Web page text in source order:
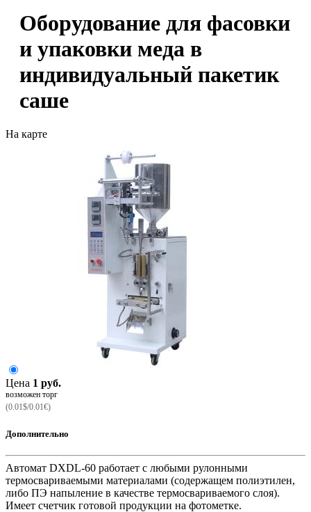
Оборудование для фасовки
и упаковки меда в
индивидуальный пакетик
саше
На карте
Цена 1 руб.
возможен торг
(0.01$/0.01€)
Дополнительно
Автомат DXDL-60 работает с любыми рулонными
термосвариваемыми материалами (содержащем полиэтилен,
либо ПЭ напыление в качестве термосвариваемого слоя).
Имеет счетчик готовой продукции на фотометке.